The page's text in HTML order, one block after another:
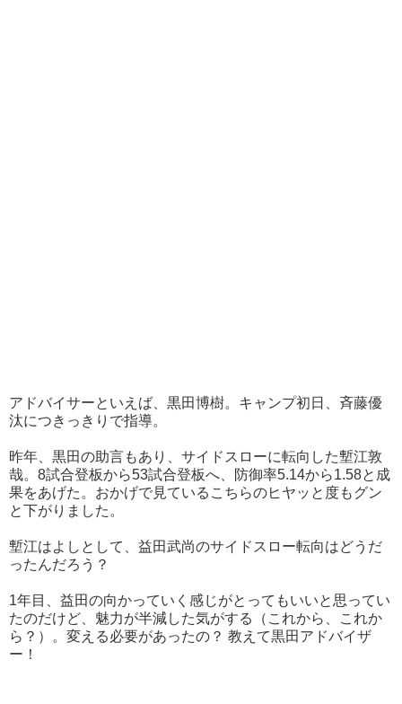
アドバイサーといえば、黒田博樹。キャンプ初日、斉藤優
汰につきっきりで指導。
昨年、黒田の助言もあり、サイドスローに転向した塹江敦
哉。8試合登板から53試合登板へ、防御率5.14から1.58と成
果をあげた。おかげで見ているこちらのヒヤッと度もグン
と下がりました。
塹江はよしとして、益田武尚のサイドスロー転向はどうだ
ったんだろう？
1年目、益田の向かっていく感じがとってもいいと思ってい
たのだけど、魅力が半減した気がする（これから、これか
ら？）。変える必要があったの？ 教えて黒田アドバイザ
ー！